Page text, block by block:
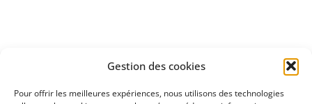
Gestion des cookies
Pour offrir les meilleures expériences, nous utilisons des technologies
Découvrez